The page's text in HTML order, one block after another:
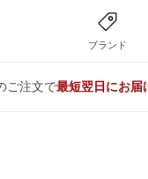
ブランド
ご注文で最短翌日にお届